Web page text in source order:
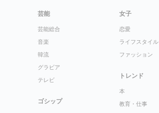
芸能
芸能総合
音楽
韓流
グラビア
テレビ
ゴシップ
女子
恋愛
ライフスタイル
ファッション
トレンド
本
教育・仕事